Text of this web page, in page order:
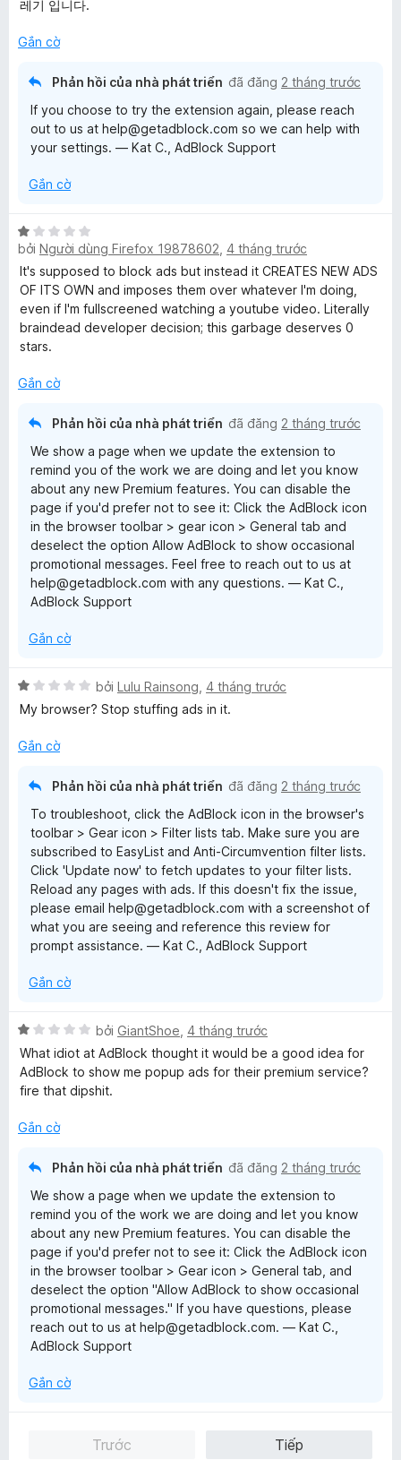
g
t
레기 입니다.
Gắn cờ
Phản hồi của nhà phát triển đã đăng 2 tháng trước
If you choose to try the extension again, please reach
out to us at help@getadblock.com so we can help with
your settings. — Kat C., AdBlock Support
Gắn cờ
X
ế
p
h
ạ
n
g
t
bởi Người dùng Firefox 19878602 4 tháng trước
It's supposed to block ads but instead it CREATES NEW ADS
OF ITS OWN and imposes them over whatever I'm doing,
even if I'm fullscreened watching a youtube video. Literally
braindead developer decision; this garbage deserves 0
stars.
Gắn cờ
Phản hồi của nhà phát triển đã đăng 2 tháng trước
We show a page when we update the extension to
remind you of the work we are doing and let you know
about any new Premium features. You can disable the
page if you'd prefer not to see it: Click the AdBlock icon
in the browser toolbar > gear icon > General tab and
deselect the option Allow AdBlock to show occasional
promotional messages. Feel free to reach out to us at
help@getadblock.com with any questions. — Kat C.,
AdBlock Support
Gắn cờ
X
ế
h
bởi Lulu Rainsong 4 tháng trước
My browser? Stop stuffing ads in it.
Gắn cờ
Phản hồi của nhà phát triển đã đăng 2 tháng trước
To troubleshoot, click the AdBlock icon in the browser's
toolbar > Gear icon > Filter lists tab. Make sure you are
subscribed to EasyList and Anti-Circumvention filter lists.
Click 'Update now' to fetch updates to your filter lists.
Reload any pages with ads. If this doesn't fix the issue,
please email help@getadblock.com with a screenshot of
what you are seeing and reference this review for
prompt assistance. — Kat C., AdBlock Support
Gắn cờ
X
ế
p
h
n
bởi GiantShoe 4 tháng trước
What idiot at AdBlock thought it would be a good idea for
AdBlock to show me popup ads for their premium service?
fire that dipshit.
Gắn cờ
Phản hồi của nhà phát triển đã đăng 2 tháng trước
We show a page when we update the extension to
remind you of the work we are doing and let you know
about any new Premium features. You can disable the
page if you'd prefer not to see it: Click the AdBlock icon
in the browser toolbar > Gear icon > General tab, and
deselect the option "Allow AdBlock to show occasional
promotional messages." If you have questions, please
reach out to us at help@getadblock.com. — Kat C.,
AdBlock Support
Gắn cờ
Trước
Tiếp